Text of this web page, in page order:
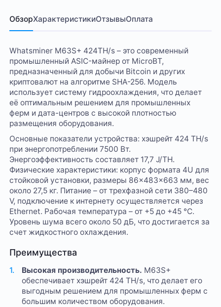
ОбзорХарактеристикиОтзывыОплата
Whatsminer M63S+ 424TH/s – это современный
промышленный ASIC-майнер от MicroBT,
предназначенный для добычи Bitcoin и других
криптовалют на алгоритме SHA-256. Модель
использует систему гидроохлаждения, что делает
её оптимальным решением для промышленных
ферм и дата-центров с высокой плотностью
размещения оборудования.
Основные показатели устройства: хэшрейт 424 TH/s
при энергопотреблении 7500 Вт.
Энергоэффективность составляет 17,7 J/TH.
Физические характеристики: корпус формата 4U для
стойковой установки, размеры 86×483×663 мм, вес
около 27,5 кг. Питание – от трехфазной сети 380–480
V, подключение к интернету осуществляется через
Ethernet. Рабочая температура – от +5 до +45 °C.
Уровень шума всего около 50 дБ, что достигается за
счет жидкостного охлаждения.
Преимущества
Высокая производительность. M63S+
обеспечивает хэшрейт 424 TH/s, что делает его
выгодным решением для промышленных ферм с
большим количеством оборудования.